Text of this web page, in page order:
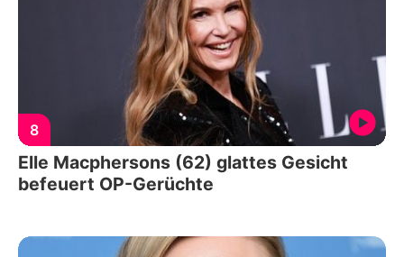
8
Elle Macphersons (62) glattes Gesicht
befeuert OP-Gerüchte